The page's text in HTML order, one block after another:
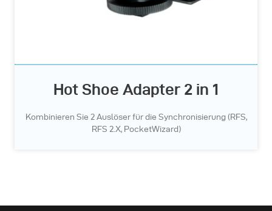
Hot Shoe Adapter 2 in 1
Kombinieren Sie 2 Auslöser für die Synchronisierung (RFS,
RFS 2.X, PocketWizard)